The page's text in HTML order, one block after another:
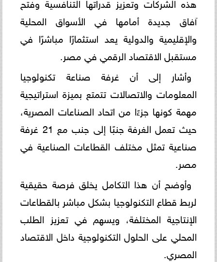
آفاق جديدة أمامها في الأسواق المحلية
والإقليمية والدولية يعد استثمارًا مباشرًا في
مستقبل الاقتصاد الرقمي في مصر.
وأشار إلى أن غرفة صناعة تكنولوجيا
المعلومات والاتصالات تتمتع بميزة استراتيجية
مهمة كونها جزءًا من اتحاد الصناعات المصرية،
حيث تعمل الغرفة جنبًا إلى جنب مع 21 غرفة
صناعية تمثل مختلف القطاعات الصناعية في
مصر.
وأوضح أن هذا التكامل يخلق فرصة حقيقية
لربط قطاع التكنولوجيا بشكل مباشر بالقطاعات
الإنتاجية المختلفة، ويسهم في تعزيز الطلب
المحلي على الحلول التكنولوجية داخل الاقتصاد
المصري.